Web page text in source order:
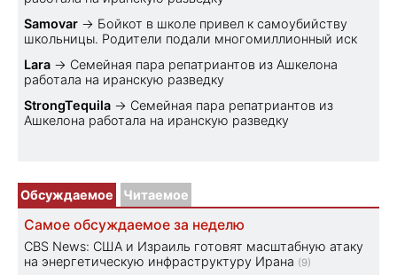
Samovar → Бойкот в школе привел к самоубийству
школьницы. Родители подали многомиллионный иск
Lara → Семейная пара репатриантов из Ашкелона
работала на иранскую разведку
StrongTequila → Семейная пара репатриантов из
Ашкелона работала на иранскую разведку
Обсуждаемое Читаемое
Самое обсуждаемое за неделю
CBS News: США и Израиль готовят масштабную атаку
на энергетическую инфраструктуру Ирана (9)